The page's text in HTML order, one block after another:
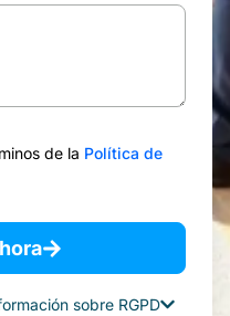
de la Política de
sobre RGPD